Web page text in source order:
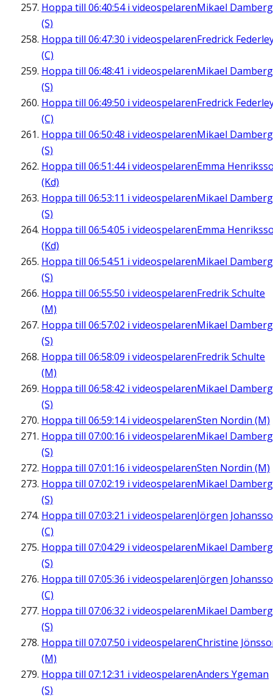
Hoppa till 06:40:54i videospelarenMikael Damberg
(S)
Hoppa till 06:47:30 i videospelarenFredrick
(C)
Hoppa till 06:48:41 i videospelarenMikael Damberg
(S)
Hoppa till 06:49:50 i videospelarenFredrick
(C)
Hoppa till 06:50:48 i videospelarenMikael Damberg
(S)
Hoppa till 06:51:44i videospelarenEmma
(Kd)
Hoppa till 06:53:11 i videospelarenMikael Damberg
(S)
Hoppa till 06:54:05 i videospelarenEmma
(Kd)
Hoppa till 06:54:51 i videospelarenMikael Damberg
(S)
Hoppa till 06:55:50 i videospelarenFredrik Schulte
(M)
Hoppa till 06:57:02 i videospelarenMikael Damberg
(S)
Hoppa till 06:58:09 i videospelarenFredrik Schulte
(M)
Hoppa till 06:58:42 i videospelarenMikael Damberg
(S)
Hoppa till 06:59:14i videospelarenSten Nordin (M)
Hoppa till 07:00:16 i videospelarenMikael Damberg
(S)
Hoppa till 07:01:16 i videospelarenSten Nordin (M)
Hoppa till 07:02:19 i videospelarenMikael Damberg
(S)
Hoppa till 07:03:21 i videospelarenJörgen
(C)
Hoppa till 07:04:29 i videospelarenMikael Damberg
(S)
Hoppa till 07:05:36 i videospelarenJörgen
(C)
Hoppa till 07:06:32 i videospelarenMikael Damberg
(S)
Hoppa till 07:07:50 i videospelarenChristine
(M)
Hoppa till 07:12:31 i videospelarenAnders Ygeman
(S)